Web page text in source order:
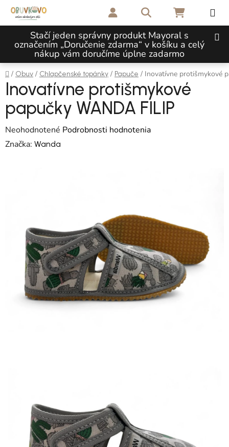
Prejsť na obsah
Stačí jeden správny produkt Mayoral s
označením „Doručenie zdarma“ v košíku a celý
nákup vám doručíme úplne zadarmo
Hľadať NÁKUPNÝ
Domov
/ Obuv / Chlapčenské topánky / Papuče / Inovatívne protišmykové
Inovatívne protišmykové
papučky WANDA FILIP
Priemerné hodnotenie produktu je 0,0 z 5 hviezdičiek.
Neohodnotené Podrobnosti hodnotenia
Značka: Wanda